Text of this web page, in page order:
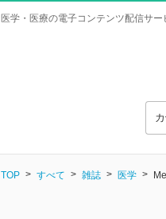
医学・医療の電子コンテンツ配信サー
TOP すべて 雑誌 医学